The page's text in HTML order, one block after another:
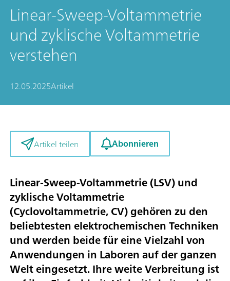
Linear-Sweep-Voltammetrie
und zyklische Voltammetrie
verstehen
12.05.2025Artikel
Artikel teilen Abonnieren
Linear-Sweep-Voltammetrie (LSV) und
zyklische Voltammetrie
(Cyclovoltammetrie, CV) gehören zu den
beliebtesten elektrochemischen Techniken
und werden beide für eine Vielzahl von
Anwendungen in Laboren auf der ganzen
Welt eingesetzt. Ihre weite Verbreitung ist